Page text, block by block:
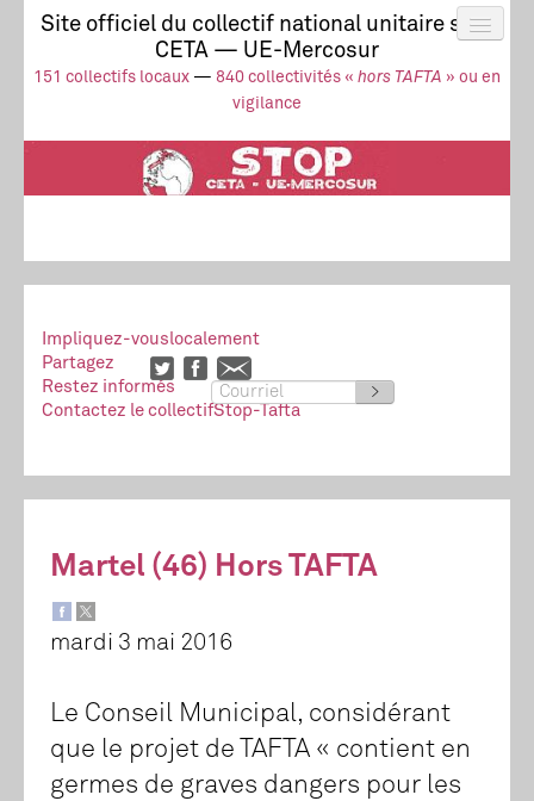
Site officiel du collectif national unitaire stop
CETA — UE-Mercosur
151 collectifs locaux — 840 collectivités « hors TAFTA » ou en
vigilance
Actus
UE-Mercosur
Stop à l’impunité !
TAFTA
CETA
Collectif
Impliquez-vouslocalement
Partagez
Restez informés
>
Contactez le collectifStop-Tafta
Martel (46) Hors TAFTA
mardi 3 mai 2016
Le Conseil Municipal, considérant
que le projet de TAFTA « contient en
germes de graves dangers pour les